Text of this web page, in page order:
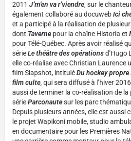
2011 J’m’en va r’viendre, sur le
également collaboré au docuwebIci
et a participé à la réalisation de
dont Taverne pour la chaîne Historia et
pour Télé-Québec. Après avoir réalisé
sérieLe théâtre des opérationsd’Hugo
elle co-réalise avec Christian Laurence
film Slapshot, intituléDu hockey
film culte, qui sera diffusé à l’hiver
aussi de terminer la co-réalisation de la
sérieParconautesur les parc
Depuis plusieurs années, elle est aussi
le projet Wapikoni mobile, studio
en documentaire pour les Premières